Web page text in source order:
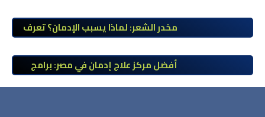
مخدر الشعر: لماذا يسبب الإدمان؟ تعرف
أفضل مركز علاج إدمان في مصر: برامج